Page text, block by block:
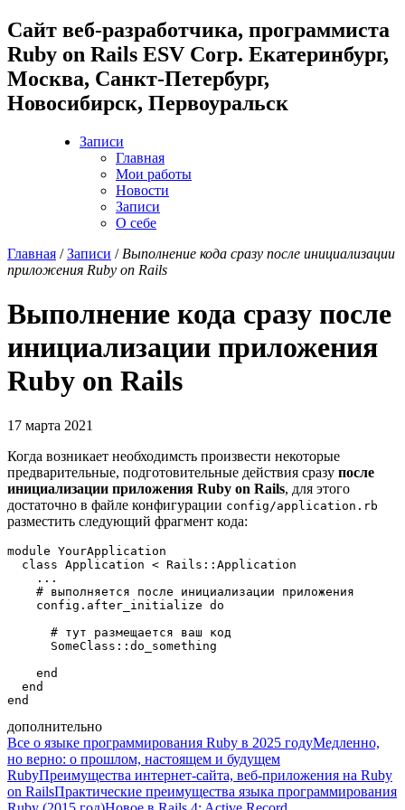
Cайт веб-разработчика, программиста
Ruby on Rails ESV Corp. Екатеринбург,
Москва, Санкт-Петербург,
Новосибирск, Первоуральск
Записи
Главная
Мои работы
Новости
Записи
О себе
Главная /Записи / Выполнение кода сразу после инициализации
приложения Ruby on Rails
Выполнение кода сразу после
инициализации приложения
Ruby on Rails
17 марта 2021
Когда возникает необходимсть произвести некоторые
предварительные, подготовительные действия сразу после
инициализации приложения Ruby on Rails, для этого
достаточно в файле конфигурации config/application.rb
разместить следующий фрагмент кода:
module YourApplication
  class Application < Rails::Application
    ...
    # выполняется после инициализации приложения
    config.after_initialize do
      # тут размещается ваш код
      SomeClass::do_something
    end
  end
дополнительно
Все о языке программирования Ruby в 2025 годуМедленно,
но верно: о прошлом, настоящем и будущем
RubyПреимущества интернет-сайта, веб-приложения на Ruby
on RailsПрактические преимущества языка программирования